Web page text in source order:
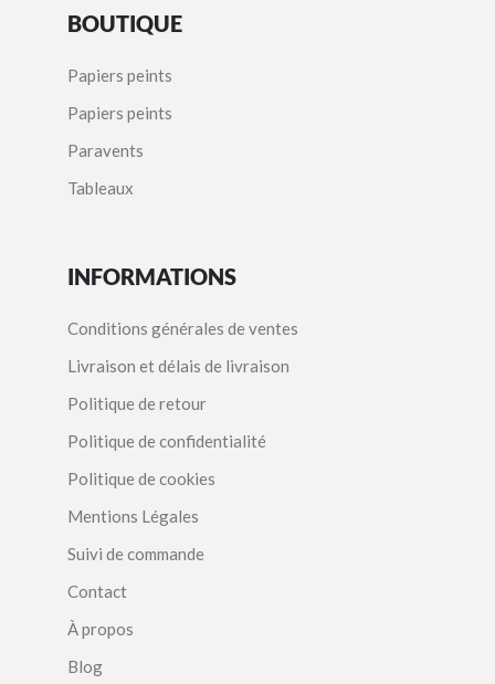
BOUTIQUE
Papiers peints
Papiers peints
Paravents
Tableaux
INFORMATIONS
Conditions générales de ventes
Livraison et délais de livraison
Politique de retour
Politique de confidentialité
Politique de cookies
Mentions Légales
Suivi de commande
Contact
À propos
Blog